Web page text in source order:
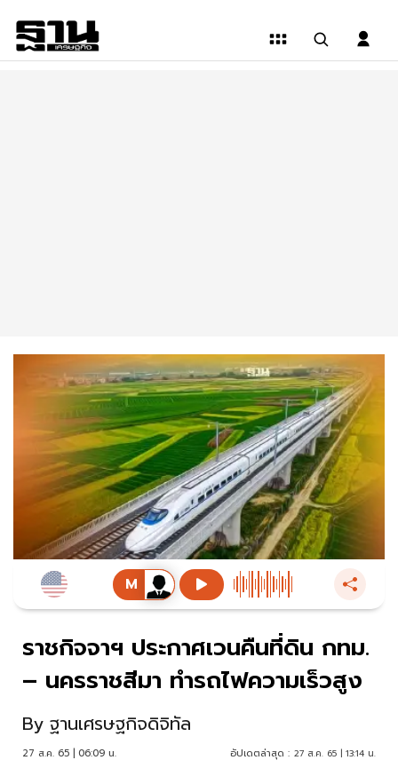
ราชกิจจาฯ ประกาศเวนคืนที่ดิน กทม.
– นครราชสีมา ทำรถไฟความเร็วสูง
By ฐานเศรษฐกิจดิจิทัล
27 ส.ค. 65 | 06:09 น. อัปเดตล่าสุด : 27 ส.ค. 65 | 13:14 น.